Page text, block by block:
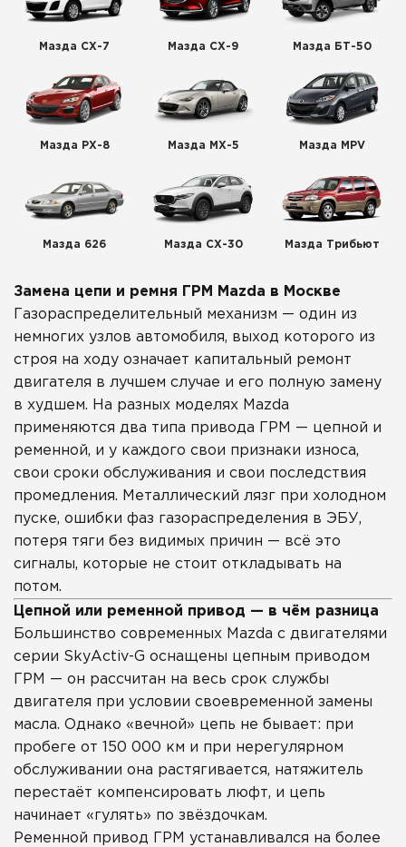
Мазда СХ-7 Мазда СХ-9 Мазда БТ-50
Мазда РХ-8 Мазда МХ-5 Мазда MPV
Мазда 626 Мазда СХ-30 Мазда Трибьют
Замена цепи и ремня ГРМ Mazda в Москве
Газораспределительный механизм — один из
немногих узлов автомобиля, выход которого из
строя на ходу означает капитальный ремонт
двигателя в лучшем случае и его полную замену
в худшем. На разных моделях Mazda
применяются два типа привода ГРМ — цепной и
ременной, и у каждого свои признаки износа,
свои сроки обслуживания и свои последствия
промедления. Металлический лязг при холодном
пуске, ошибки фаз газораспределения в ЭБУ,
потеря тяги без видимых причин — всё это
сигналы, которые не стоит откладывать на
потом.
Цепной или ременной привод — в чём разница
Большинство современных Mazda с двигателями
серии SkyActiv-G оснащены цепным приводом
ГРМ — он рассчитан на весь срок службы
двигателя при условии своевременной замены
масла. Однако «вечной» цепь не бывает: при
пробеге от 150 000 км и при нерегулярном
обслуживании она растягивается, натяжитель
перестаёт компенсировать люфт, и цепь
начинает «гулять» по звёздочкам.
Ременной привод ГРМ устанавливался на более